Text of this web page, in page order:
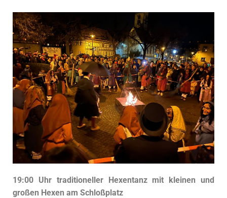
19:00 Uhr traditioneller Hexentanz mit kleinen und
großen Hexen am Schloßplatz